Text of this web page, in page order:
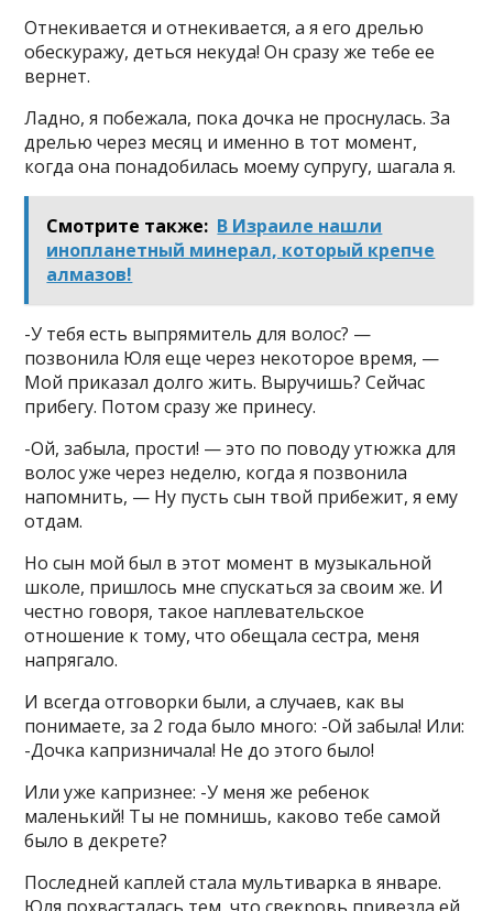
Отнекивается и отнекивается, а я его дрелью
обескуражу, деться некуда! Он сразу же тебе ее
вернет.
Ладно, я побежала, пока дочка не проснулась. За
дрелью через месяц и именно в тот момент,
когда она понадобилась моему супругу, шагала я.
Смотрите также: В Израиле нашли
инопланетный минерал, который крепче
алмазов!
-У тебя есть выпрямитель для волос? —
позвонила Юля еще через некоторое время, —
Мой приказал долго жить. Выручишь? Сейчас
прибегу. Потом сразу же принесу.
-Ой, забыла, прости! — это по поводу утюжка для
волос уже через неделю, когда я позвонила
напомнить, — Ну пусть сын твой прибежит, я ему
отдам.
Но сын мой был в этот момент в музыкальной
школе, пришлось мне спускаться за своим же. И
честно говоря, такое наплевательское
отношение к тому, что обещала сестра, меня
напрягало.
И всегда отговорки были, а случаев, как вы
понимаете, за 2 года было много: -Ой забыла! Или:
-Дочка капризничала! Не до этого было!
Или уже капризнее: -У меня же ребенок
маленький! Ты не помнишь, каково тебе самой
было в декрете?
Последней каплей стала мультиварка в январе.